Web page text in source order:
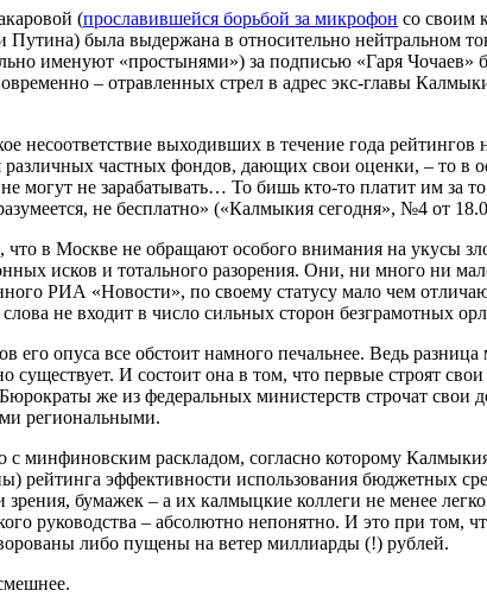
(прославившейся борьбой за микрофон со своим
была выдержана в относительно нейтральном
именуют «простынями») за подписью «Гаря Чочаев»
– отравленных стрел в адрес экс-главы
несоответствие выходивших в течение года
различных частных фондов, дающих свои оценки, – то в
могут не зарабатывать… То бишь кто-то платит им за
не бесплатно» («Калмыкия сегодня», №4 от
что в Москве не обращают особого внимания на укусы
исков и тотального разорения. Они, ни много ни
РИА «Новости», по своему статусу мало чем
не входит в число сильных сторон безграмотных
его опуса все обстоит намного печальнее. Ведь
существует. И состоит она в том, что первые строят
же из федеральных министерств строчат свои
региональными.
минфиновским раскладом, согласно которому
рейтинга эффективности использования бюджетных
бумажек – а их калмыцкие коллеги не менее
руководства – абсолютно непонятно. И это при том,
либо пущены на ветер миллиарды (!) рублей.